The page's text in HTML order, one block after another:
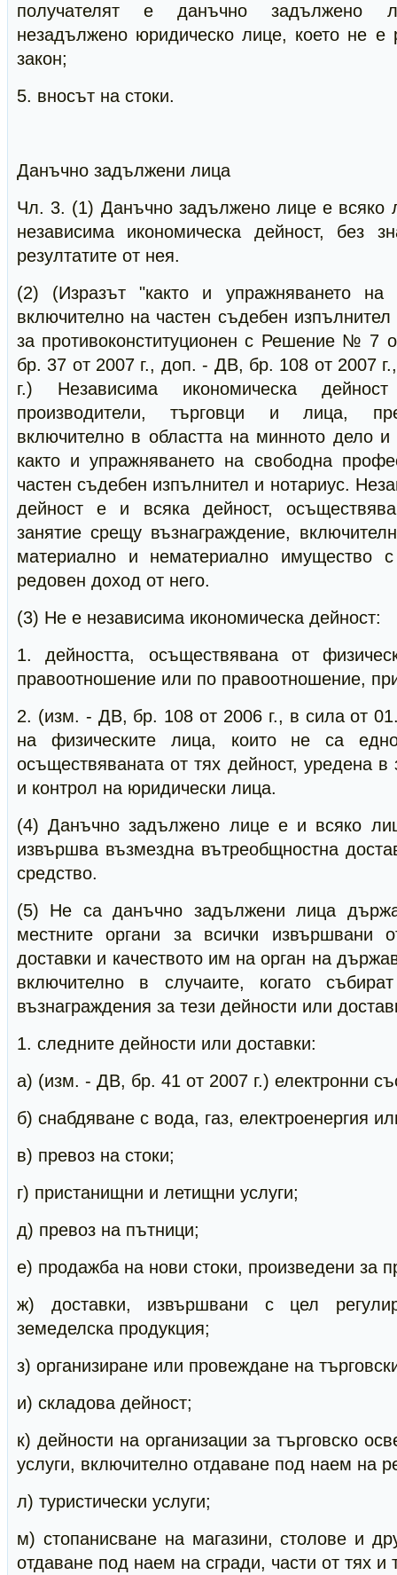
получателят е данъчно задължено
незадължено юридическо лице, което не е
закон;
5. вносът на стоки.
Данъчно задължени лица
Чл. 3. (1) Данъчно задължено лице е всяко
независима икономическа дейност, без
резултатите от нея.
(2) (Изразът "както и упражняването на
включително на частен съдебен
за противоконституционен с Решение № 7
бр. 37 от 2007 г., доп. - ДВ, бр. 108 от 2007
г.) Независима икономическа
производители, търговци и лица,
включително в областта на минното дело и
както и упражняването на свободна
частен съдебен изпълнител и нотариус.
дейност е и всяка дейност,
занятие срещу възнаграждение,
материално и нематериално имущество
редовен доход от него.
(3) Не е независима икономическа дейност:
1. дейността, осъществявана от
правоотношение или по правоотношение,
2. (изм. - ДВ, бр. 108 от 2006 г., в сила от
на физическите лица, които не са
осъществяваната от тях дейност, уредена в
и контрол на юридически лица.
(4) Данъчно задължено лице е и всяко
извършва възмездна вътреобщностна
средство.
(5) Не са данъчно задължени лица
местните органи за всички извършвани
доставки и качеството им на орган на
включително в случаите, когато
възнаграждения за тези дейности или
1. следните дейности или доставки:
а) (изм. - ДВ, бр. 41 от 2007 г.) електронни
б) снабдяване с вода, газ, електроенергия
в) превоз на стоки;
г) пристанищни и летищни услуги;
д) превоз на пътници;
е) продажба на нови стоки, произведени за
ж) доставки, извършвани с цел
земеделска продукция;
з) организиране или провеждане на
и) складова дейност;
к) дейности на организации за търговско
услуги, включително отдаване под наем на
л) туристически услуги;
м) стопанисване на магазини, столове и
отдаване под наем на сгради, части от тях и